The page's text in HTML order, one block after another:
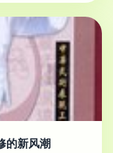
的新风潮